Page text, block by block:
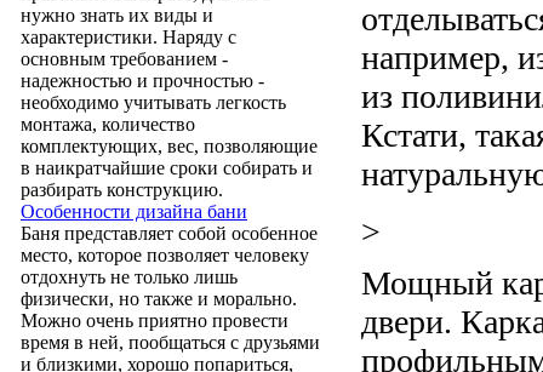
нужно знать их виды и
характеристики. Наряду с
основным требованием -
надежностью и прочностью -
необходимо учитывать легкость
монтажа, количество
комплектующих, вес, позволяющие
в наикратчайшие сроки собирать и
разбирать конструкцию.
Особенности дизайна бани
Баня представляет собой особенное
место, которое позволяет человеку
отдохнуть не только лишь
физически, но также и морально.
Можно очень приятно провести
время в ней, пообщаться с друзьями
и близкими, хорошо попариться,
например,
из
Кстати,
>
Мощный
двери.